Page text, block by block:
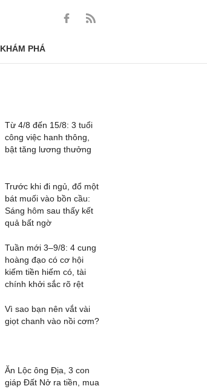
KHÁM PHÁ
Từ 4/8 đến 15/8: 3 tuổi
công việc hanh thông,
bật tăng lương thưởng
Trước khi đi ngủ, đổ một
bát muối vào bồn cầu:
Sáng hôm sau thấy kết
quả bất ngờ
Tuần mới 3–9/8: 4 cung
hoàng đạo có cơ hội
kiếm tiền hiếm có, tài
chính khởi sắc rõ rệt
Vì sao bạn nên vắt vài
giọt chanh vào nồi cơm?
Ăn Lộc ông Địa, 3 con
giáp Đất Nở ra tiền, mua